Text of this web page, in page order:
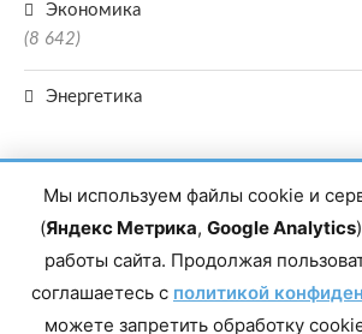
Экономика
(8 642)
Энергетика
Главный редактор сетевого издания Магомаев
редакции: 8(988)-292-94-34 Почта:
Дагестан, г. Махачкала, пр-т Насрутдинова, д.
Мы используем файлы cookie и
(Яндекс Метрика, Google Analytics
работы сайта. Продолжая
соглашаетесь с политикой
можете запретить обработку